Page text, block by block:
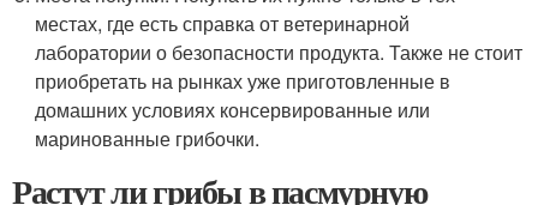
местах, где есть справка от ветеринарной
лаборатории о безопасности продукта. Также не стоит
приобретать на рынках уже приготовленные в
домашних условиях консервированные или
маринованные грибочки.
Растут ли грибы в пасмурную